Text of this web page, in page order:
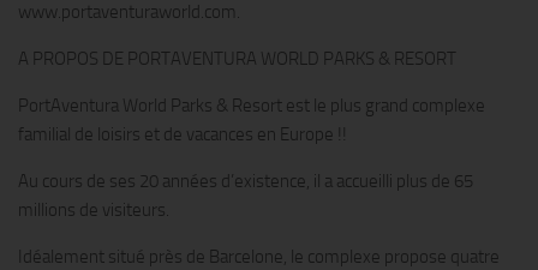
www.portaventuraworld.com.
A PROPOS DE PORTAVENTURA WORLD PARKS & RESORT
PortAventura World Parks & Resort est le plus grand complexe
familial de loisirs et de vacances en Europe !!
Au cours de ses 20 années d’existence, il a accueilli plus de 65
millions de visiteurs.
Idéalement situé près de Barcelone, le complexe propose quatre